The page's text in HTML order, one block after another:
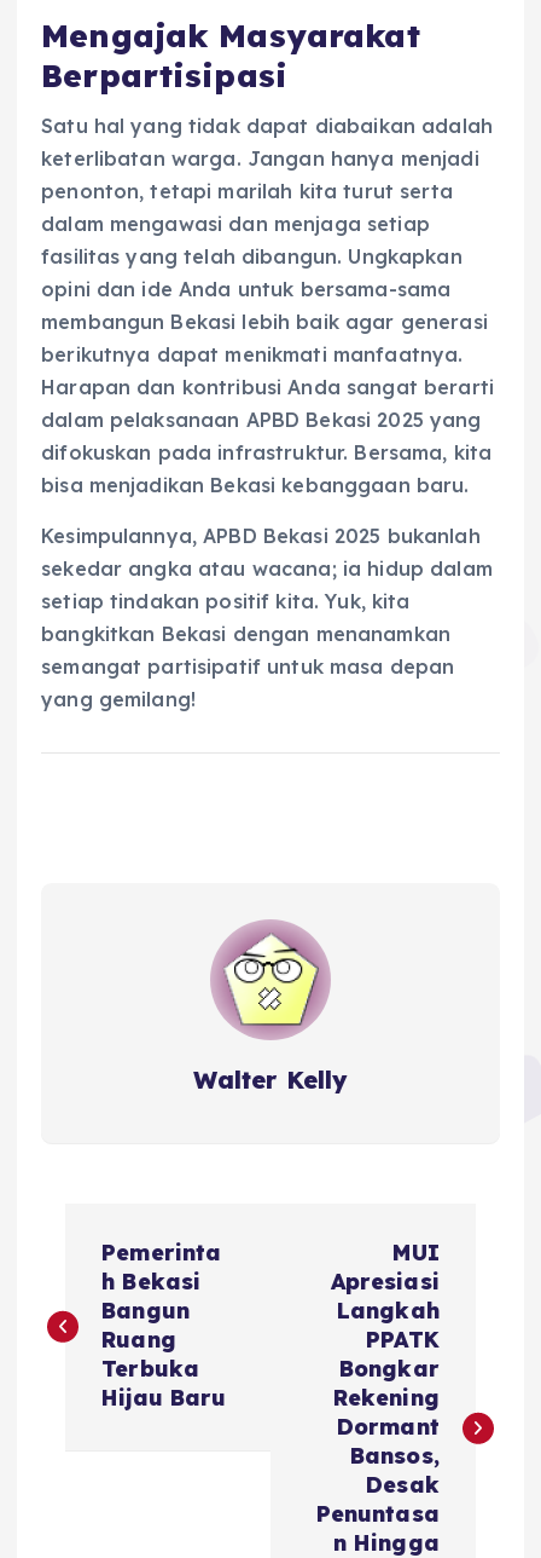
Mengajak Masyarakat
Berpartisipasi
Satu hal yang tidak dapat diabaikan adalah
keterlibatan warga. Jangan hanya menjadi
penonton, tetapi marilah kita turut serta
dalam mengawasi dan menjaga setiap
fasilitas yang telah dibangun. Ungkapkan
opini dan ide Anda untuk bersama-sama
membangun Bekasi lebih baik agar generasi
berikutnya dapat menikmati manfaatnya.
Harapan dan kontribusi Anda sangat berarti
dalam pelaksanaan APBD Bekasi 2025 yang
difokuskan pada infrastruktur. Bersama, kita
bisa menjadikan Bekasi kebanggaan baru.
Kesimpulannya, APBD Bekasi 2025 bukanlah
sekedar angka atau wacana; ia hidup dalam
setiap tindakan positif kita. Yuk, kita
bangkitkan Bekasi dengan menanamkan
semangat partisipatif untuk masa depan
yang gemilang!
Walter Kelly
s
Pemerinta
h Bekasi
Bangun
Ruang
Terbuka
Hijau Baru
MUI
Apresiasi
Langkah
PPATK
Bongkar
Rekening
Dormant
Bansos,
Desak
Penuntasa
n Hingga